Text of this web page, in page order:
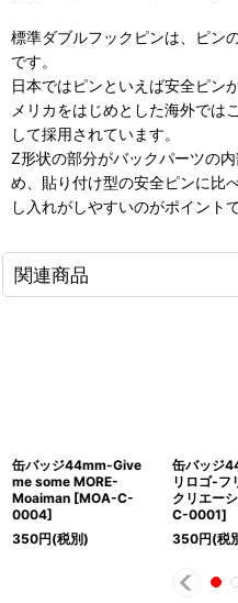
標準ダブルフックピンは、ピン
です。
日本ではピンといえば安全ピン
メリカをはじめとした海外では
して採用されています。
Z形状の部分がバックパーツの
め、貼り付け型の安全ピンに比
し入れがしやすいのがポイントで
関連商品
缶バッジ44mm-Give
me some MORE-
Moaiman [MOA-C-
0004]
350円(税別)
缶バッジ
リロゴ-フ
クリエー
C-0001]
350円(税